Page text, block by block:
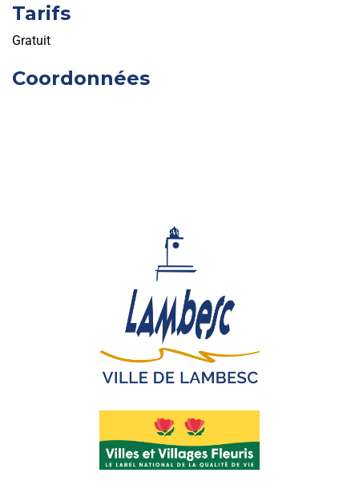
Tarifs
Gratuit
Coordonnées